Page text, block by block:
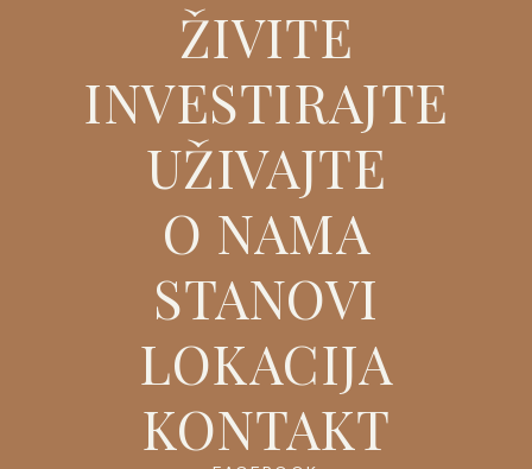
ŽIVITE
INVESTIRAJTE
UŽIVAJTE
O NAMA
STANOVI
LOKACIJA
KONTAKT